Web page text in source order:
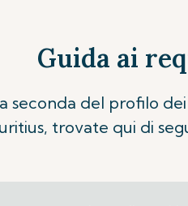
Guida ai
seconda del profilo
trovate qui di